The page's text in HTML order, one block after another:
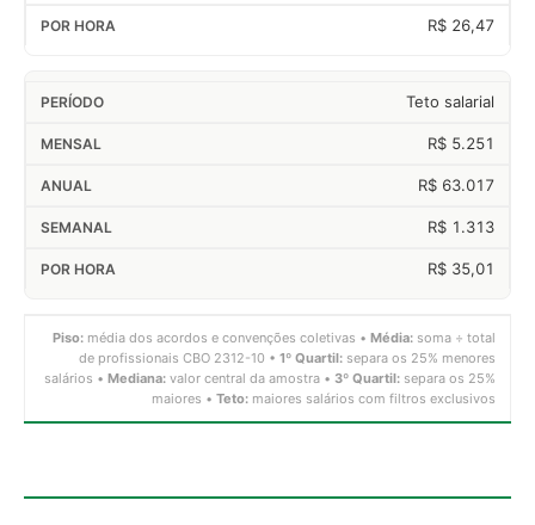
R$ 26,47
Teto salarial
R$ 5.251
R$ 63.017
R$ 1.313
R$ 35,01
Piso: média dos acordos e convenções coletivas • Média: soma ÷ total
de profissionais CBO 2312-10 • 1º Quartil: separa os 25% menores
salários • Mediana: valor central da amostra • 3º Quartil: separa os 25%
maiores • Teto: maiores salários com filtros exclusivos